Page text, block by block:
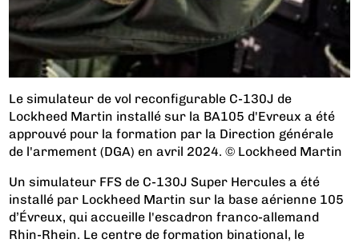
Le simulateur de vol reconfigurable C-130J de
Lockheed Martin installé sur la BA105 d'Evreux a été
approuvé pour la formation par la Direction générale
de l'armement (DGA) en avril 2024. © Lockheed Martin
Un simulateur FFS de C-130J Super Hercules a été
installé par Lockheed Martin sur la base aérienne 105
d’Évreux, qui accueille l'escadron franco-allemand
Rhin-Rhein. Le centre de formation binational, le